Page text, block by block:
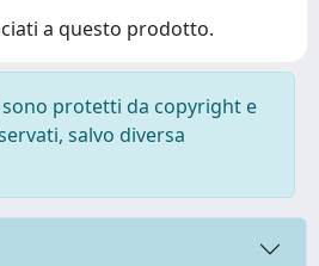
a questo prodotto.
protetti da copyright e
salvo diversa